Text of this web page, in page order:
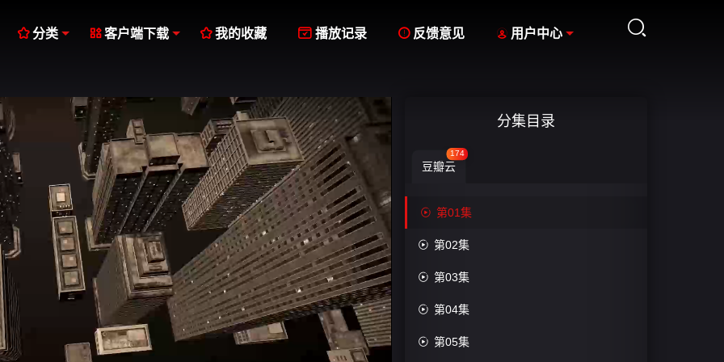

分类 客户端下载 我的收藏  播放记录  反馈意见  用户中心
分集目录
豆瓣云
174
 第01集
 第02集
 第03集
 第04集
 第05集